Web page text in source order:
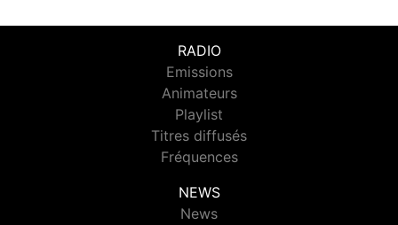
RADIO
Emissions
Animateurs
Playlist
Titres diffusés
Fréquences
NEWS
News